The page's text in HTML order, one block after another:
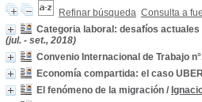
Refinar búsqueda Consulta a
Categoria laboral: desafíos
(jul. - set., 2018)
Convenio Internacional de Trabajo
Economía compartida: el caso
El fenómeno de la migración /